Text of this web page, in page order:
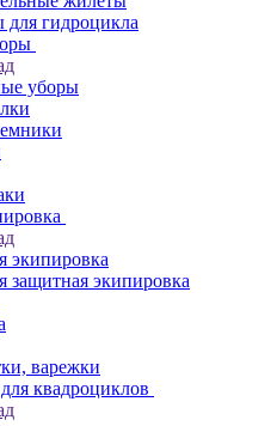
гидроцикла
уборы
экипировка
защитная экипировка
варежки
квадроциклов